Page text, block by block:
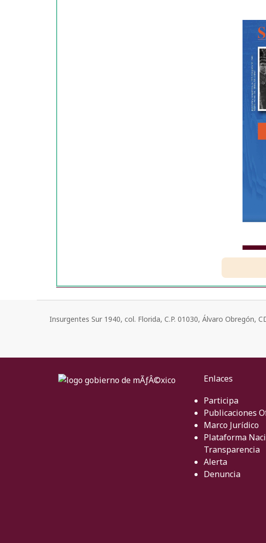
Insurgentes Sur 1940, col. Florida, C.P. 01030, Álvaro Obregón,
Enlaces
Participa
Publicaciones
Marco Jurídico
Plataforma
Transparencia
Alerta
Denuncia